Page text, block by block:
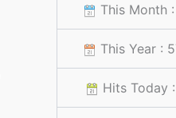
This Month :
This Year :
Hits Today